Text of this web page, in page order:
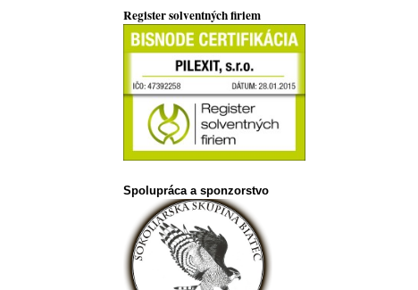
Register solventných firiem
Spolupráca a sponzorstvo